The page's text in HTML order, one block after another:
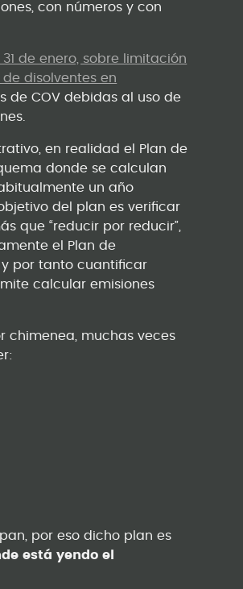
con números y con
31 de enero, sobre limitación
disolventes en
de COV debidas al uso de
en realidad el Plan de
donde se calculan
un año
del plan es verificar
que “reducir por reducir”,
el Plan de
y por tanto cuantificar
calcular emisiones
chimenea, muchas veces
por eso dicho plan es
está yendo el